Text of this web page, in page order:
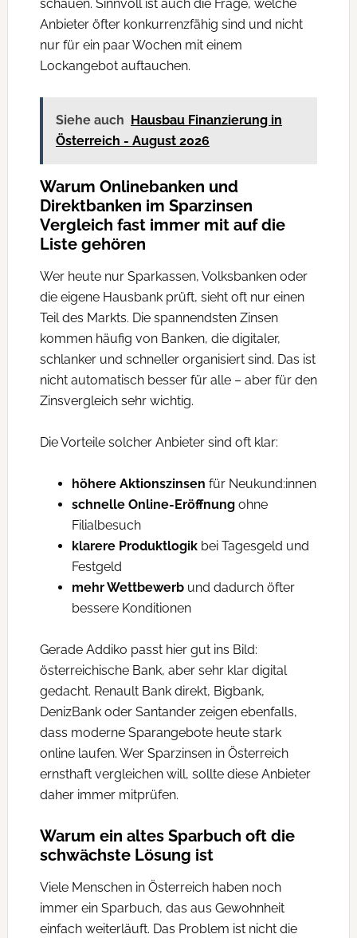
schauen. Sinnvoll ist auch die Frage, welche
Anbieter öfter konkurrenzfähig sind und nicht
nur für ein paar Wochen mit einem
Lockangebot auftauchen.
Siehe auch Hausbau Finanzierung in
Österreich - August 2026
Warum Onlinebanken und
Direktbanken im Sparzinsen
Vergleich fast immer mit auf die
Liste gehören
Wer heute nur Sparkassen, Volksbanken oder
die eigene Hausbank prüft, sieht oft nur einen
Teil des Markts. Die spannendsten Zinsen
kommen häufig von Banken, die digitaler,
schlanker und schneller organisiert sind. Das ist
nicht automatisch besser für alle – aber für den
Zinsvergleich sehr wichtig.
Die Vorteile solcher Anbieter sind oft klar:
höhere Aktionszinsen für Neukund:innen
schnelle Online-Eröffnungohne
Filialbesuch
klarere Produktlogikbei Tagesgeld und
Festgeld
mehr Wettbewerbund dadurch öfter
bessere Konditionen
Gerade Addiko passt hier gut ins Bild:
österreichische Bank, aber sehr klar digital
gedacht. Renault Bank direkt, Bigbank,
DenizBank oder Santander zeigen ebenfalls,
dass moderne Sparangebote heute stark
online laufen. Wer Sparzinsen in Österreich
ernsthaft vergleichen will, sollte diese Anbieter
daher immer mitprüfen.
Warum ein altes Sparbuch oft die
schwächste Lösung ist
Viele Menschen in Österreich haben noch
immer ein Sparbuch, das aus Gewohnheit
einfach weiterläuft. Das Problem ist nicht die